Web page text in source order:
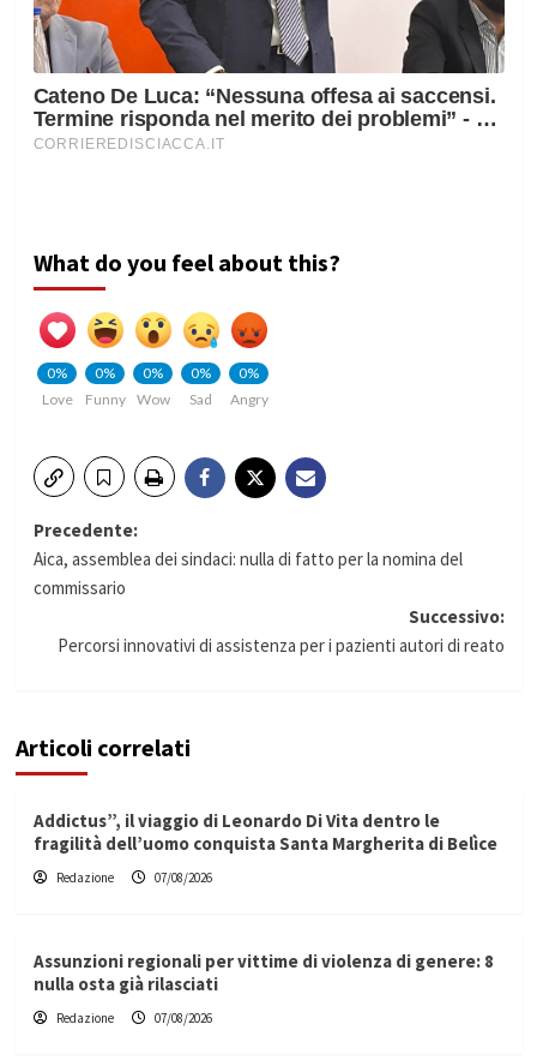
What do you feel about this?
0%
Love
0%
Funny
0%
Wow
0%
Sad
0%
Angry
Navigazione
articolo
Precedente:
Aica, assemblea dei sindaci: nulla di fatto per la nomina del
commissario
Successivo:
Percorsi innovativi di assistenza per i pazienti autori di reato
Articoli correlati
Addictus”, il viaggio di Leonardo Di Vita dentro le
fragilità dell’uomo conquista Santa Margherita di Belìce
Redazione 07/08/2026
Assunzioni regionali per vittime di violenza di genere: 8
nulla osta già rilasciati
Redazione 07/08/2026